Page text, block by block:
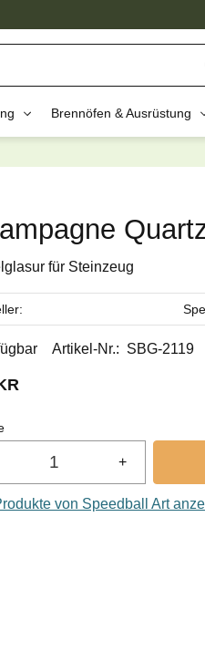
Brennöfen & Ausrüstung
dig?
für Steinzeug
+
Artikel-Nr. SBG-2119
von Speedball Art